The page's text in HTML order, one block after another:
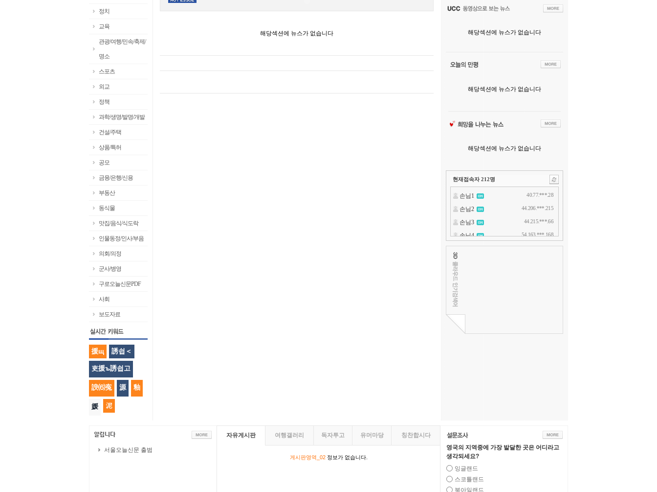
정치
교육
관광/여행/민속/축제/
명소
스포츠
외교
정책
과학/생명/발명/개발
건설/주택
상품/특허
공모
금융/은행/신용
부동산
동식물
맛집/음식/식도락
인물동정/인사/부음
의회/의정
군사/병영
구로오늘신문PDF
사회
보도자료
援щ 誘쇱＜
吏援ъ誘쇱고
諛⑹寃 源 釉
媛 泥
해당섹션에 뉴스가 없습니다 해당섹션에 뉴스가 없습니다
해당섹션에 뉴스가 없습니다
해당섹션에 뉴스가 없습니다
현재접속자 212명
서울오늘신문 출범
자유게시판 여행갤러리 독자투고 유머마당 칭찬합시다
게시판영역_02정보가 없습니다.
영국의 지역중에 가장 발달한 곳은 어디라고
생각되세요?
잉글랜드
스코틀랜드
북아일랜드